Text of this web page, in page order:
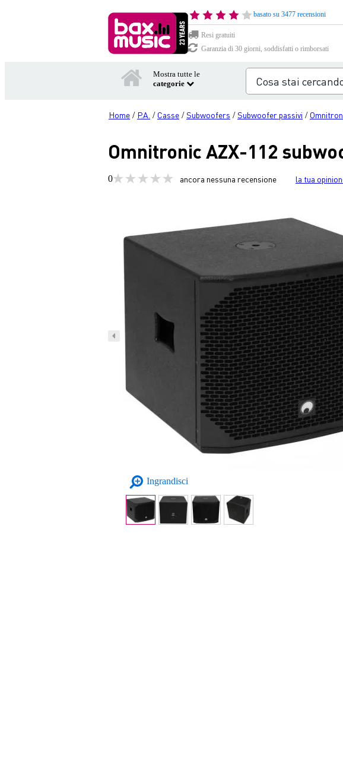
basato su 3477 recensioni
Resi gratuiti
Garanzia di 30 giorni, soddisfatti o rimborsati
Mostra tutte le
categorie
Home / P.A. / Casse /Subwoofers /Subwoofer passivi /
Omnitronic AZX-112
0 ancora nessuna recensione la tua
Ingrandisci